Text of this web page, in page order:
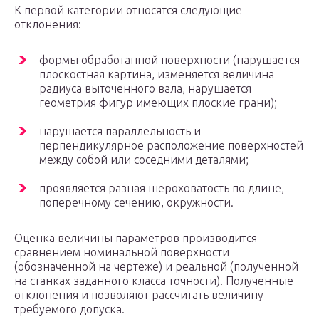
К первой категории относятся следующие
отклонения:
формы обработанной поверхности (нарушается
плоскостная картина, изменяется величина
радиуса выточенного вала, нарушается
геометрия фигур имеющих плоские грани);
нарушается параллельность и
перпендикулярное расположение поверхностей
между собой или соседними деталями;
проявляется разная шероховатость по длине,
поперечному сечению, окружности.
Оценка величины параметров производится
сравнением номинальной поверхности
(обозначенной на чертеже) и реальной (полученной
на станках заданного класса точности). Полученные
отклонения и позволяют рассчитать величину
требуемого допуска.